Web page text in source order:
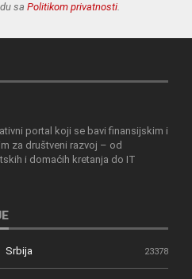
sa Politikom privatnosti.
portal koji se bavi finansijskim i
za društveni razvoj – od
i domaćih kretanja do IT
Srbija 23378